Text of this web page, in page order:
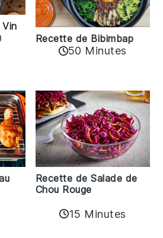
Recette de Bibimbap
50 Minutes
Recette de Salade de
Chou Rouge
15 Minutes